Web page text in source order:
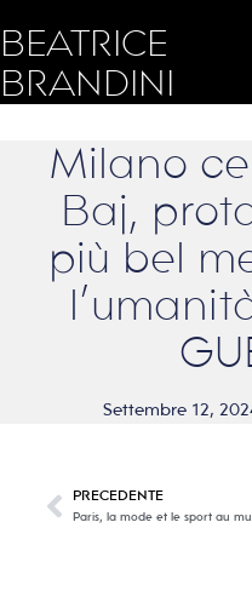
BEATRICE
BRANDINI
Milano
Baj,
più bel
Settembre 12,
PRECEDENTE